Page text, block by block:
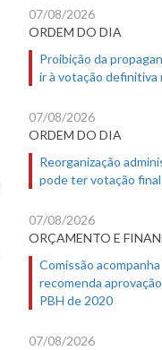
07/08/2026
ORDEM DO DIA
Proibição da
ir à votação definitiva
07/08/2026
ORDEM DO DIA
Reorganização
pode ter votação
07/08/2026
ORÇAMENTO E
Comissão
recomenda
PBH de 2020
07/08/2026